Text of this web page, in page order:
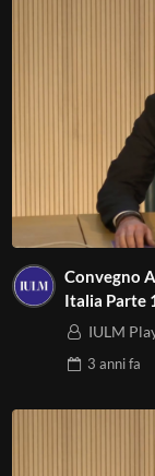
Convegno
Italia Parte
IULM
3 annifa